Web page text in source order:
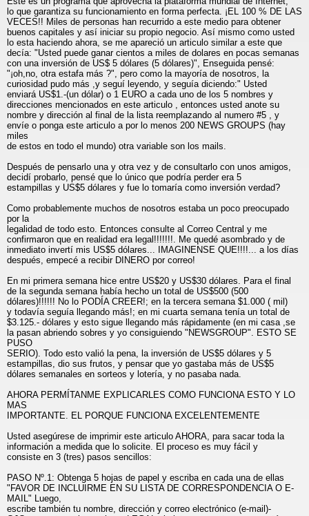
lo que garantiza su funcionamiento en forma perfecta. ¡EL 100 % DE LAS
VECES!! Miles de personas han recurrido a este medio para obtener
buenos capitales y así iniciar su propio negocio. Así mismo como usted
lo esta haciendo ahora, se me apareció un articulo similar a este que
decía: "Usted puede ganar cientos a miles de dolares en pocas semanas
con una inversión de US$ 5 dólares (5 dólares)", Enseguida pensé:
"¡oh,no, otra estafa más ?", pero como la mayoría de nosotros, la
curiosidad pudo más ,y seguí leyendo, y seguía diciendo:" Usted
enviará US$1.-(un dólar) o 1 EURO a cada uno de los 5 nombres y
direcciones mencionados en este articulo , entonces usted anote su
nombre y dirección al final de la lista reemplazando al numero #5 , y
envíe o ponga este articulo a por lo menos 200 NEWS GROUPS (hay
miles
de estos en todo el mundo) otra variable son los mails.
Después de pensarlo una y otra vez y de consultarlo con unos amigos,
decidí probarlo, pensé que lo único que podría perder era 5
estampillas y US$5 dólares y fue lo tomaría como inversión verdad?
Como probablemente muchos de nosotros estaba un poco preocupado
por la
legalidad de todo esto. Entonces consulte al Correo Central y me
confirmaron que en realidad era legal!!!!!!!. Me quedé asombrado y de
inmediato invertí mis US$5 dólares... IMAGINENSE QUE!!!!... a los días
después, empecé a recibir DINERO por correo!
En mi primera semana hice entre US$20 y US$30 dólares. Para el final
de la segunda semana había hecho un total de US$500 (500
dólares)!!!!!! No lo PODÍA CREER!; en la tercera semana $1.000 ( mil)
y todavía seguía llegando más!; en mi cuarta semana tenía un total de
$3.125.- dólares y esto sigue llegando más rápidamente (en mi casa ,se
la pasan abriendo sobres y yo consiguiendo "NEWSGROUP". ESTO SE
PUSO
SERIO). Todo esto valió la pena, la inversión de US$5 dólares y 5
estampillas, dio sus frutos, y pensar que yo gastaba más de US$5
dólares semanales en sorteos y lotería, y no pasaba nada.
AHORA PERMÍTANME EXPLICARLES COMO FUNCIONA ESTO Y LO
MAS
IMPORTANTE. EL PORQUE FUNCIONA EXCELENTEMENTE
Usted asegúrese de imprimir este articulo AHORA, para sacar toda la
información a medida que lo solicite. El proceso es muy fácil y
consiste en 3 (tres) pasos sencillos:
PASO Nº.1: Obtenga 5 hojas de papel y escriba en cada una de ellas
"FAVOR DE INCLUIRME EN SU LISTA DE CORRESPONDENCIA O E-
MAIL" Luego,
escribe también tu nombre, dirección y correo electrónico (e-mail)-